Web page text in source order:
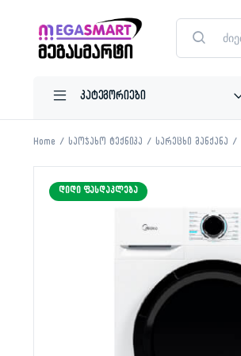
Products
search
Home საოჯახო ტექნიკა სარეცხი მანქანა
ᲓᲘᲓᲘ ᲤᲐᲡᲓᲐᲙᲚᲔᲑᲐ